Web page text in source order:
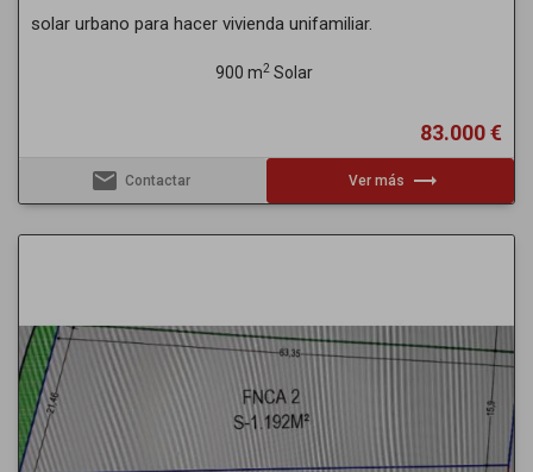
solar urbano para hacer vivienda unifamiliar.
900 m2Solar
83.000 €
email Contactar Ver más trending_flat